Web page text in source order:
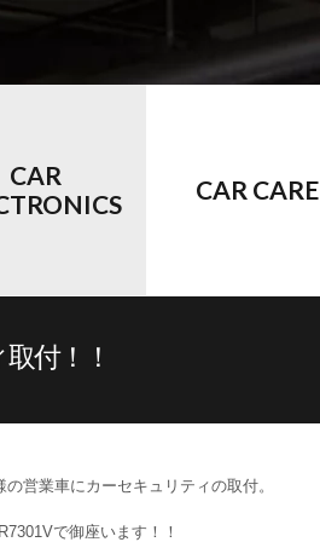
CAR
CAR CARE
付！！
の営業車にカーセキュリティの取付。
で御座います！！